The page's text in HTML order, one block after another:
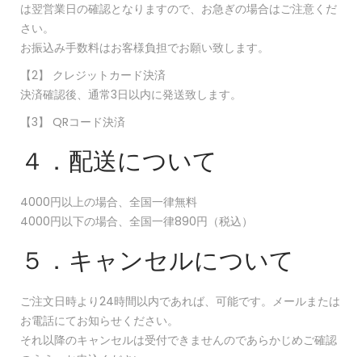
は翌営業日の確認となりますので、お急ぎの場合はご注意くだ
さい。
お振込み手数料はお客様負担でお願い致します。
【2】 クレジットカード決済
決済確認後、通常3日以内に発送致します。
【3】 QRコード決済
４．配送について
4000円以上の場合、全国一律無料
4000円以下の場合、全国一律890円（税込）
５．キャンセルについて
ご注文日時より24時間以内であれば、可能です。メールまたは
お電話にてお知らせください。
それ以降のキャンセルは受付できませんのであらかじめご確認